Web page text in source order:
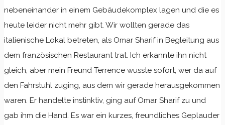
nebeneinander in einem Gebäudekomplex lagen und die es
heute leider nicht mehr gibt. Wir wollten gerade das
italienische Lokal betreten, als Omar Sharif in Begleitung aus
dem französischen Restaurant trat. Ich erkannte ihn nicht
gleich, aber mein Freund Terrence wusste sofort, wer da auf
den Fahrstuhl zuging, aus dem wir gerade herausgekommen
waren. Er handelte instinktiv, ging auf Omar Sharif zu und
gab ihm die Hand. Es war ein kurzes, freundliches Geplauder